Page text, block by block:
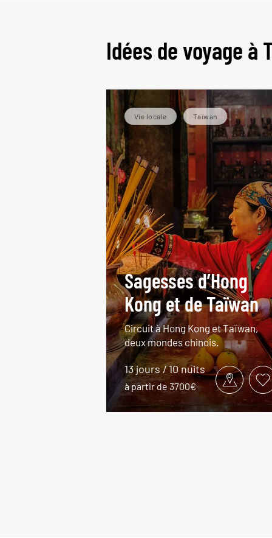
Idées de voyage à
Vie locale Taïwan
Sagesses d’Hong
Kong et de Taïwan
Circuit à Hong Kong et Taïwan,
deux mondes chinois.
13 jours / 10 nuits
à partir de 3700€